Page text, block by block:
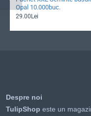
Opal 10.000buc.
29.00Lei
Despre noi
TulipShop este un